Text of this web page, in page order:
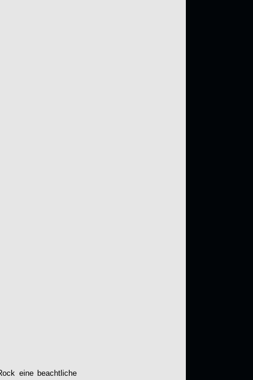
eine beachtliche